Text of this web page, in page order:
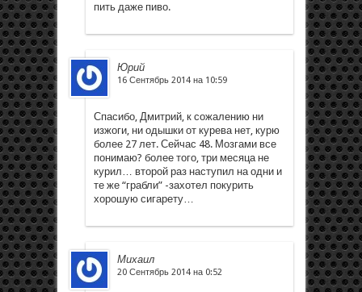
пить даже пиво.
Юрий
16 Сентябрь 2014 на 10:59
Спасибо, Дмитрий, к сожалению ни
изжоги, ни одышки от курева нет, курю
более 27 лет. Сейчас 48. Мозгами все
понимаю? более того, три месяца не
курил… второй раз наступил на одни и
те же “грабли” -захотел покурить
хорошую сигарету…
Михаил
20 Сентябрь 2014 на 0:52